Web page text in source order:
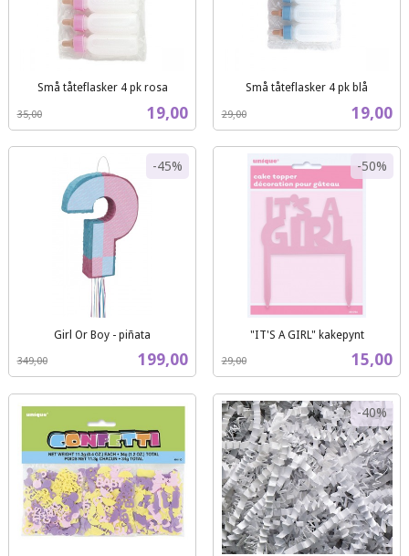
Små tåteflasker 4 pk rosa
Tilbud
19,00
35,00
mva.
Små tåteflasker 4 pk blå
Tilbud
19,00
29,00
mva.
Girl Or Boy - piñata
Tilbud
199,00
349,00
-45%
mva.
"IT'S A GIRL" kakepynt
Tilbud
15,00
29,00
-50%
mva.
-40%